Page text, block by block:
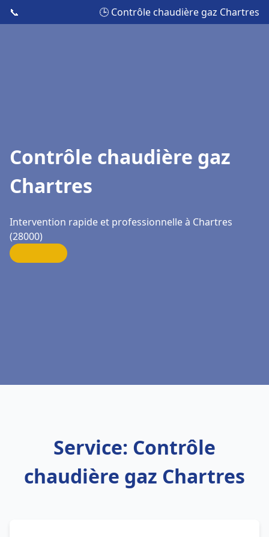
📞 🕒 Contrôle chaudière gaz Chartres
Contrôle chaudière gaz
Chartres
Intervention rapide et professionnelle à Chartres
(28000)
Service: Contrôle
chaudière gaz Chartres